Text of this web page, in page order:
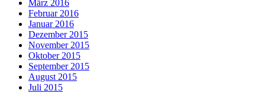
März 2016
Februar 2016
Januar 2016
Dezember 2015
November 2015
Oktober 2015
September 2015
August 2015
Juli 2015